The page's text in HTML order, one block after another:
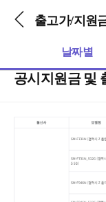
출고가/지원
날짜별
공시지원금 및